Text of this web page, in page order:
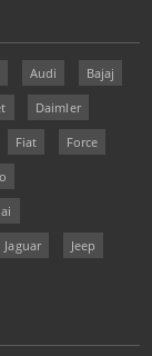
Audi Bajaj
Daimler
Fiat Force
Jaguar Jeep